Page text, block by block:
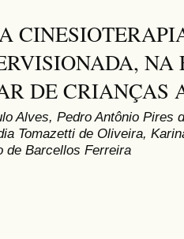
NA
DE CRIANÇAS
Alves, Pedro Antônio Pires
Tomazetti de Oliveira,
de Barcellos Ferreira